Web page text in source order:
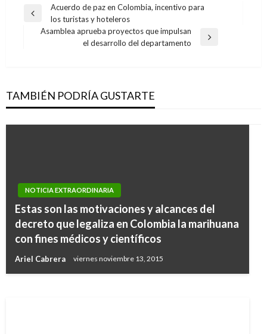
Navegación
Entrada
anterior
Acuerdo de paz en Colombia, incentivo para
los turistas y hoteleros
Asamblea aprueba proyectos que impulsan
el desarrollo del departamento
TAMBIÉN PODRÍA GUSTARTE
NOTICIA EXTRAORDINARIA
Estas son las motivaciones y alcances del
decreto que legaliza en Colombia la marihuana
con fines médicos y científicos
Ariel Cabrera viernes noviembre 13, 2015
Posiciones para concertar salario mínimo del